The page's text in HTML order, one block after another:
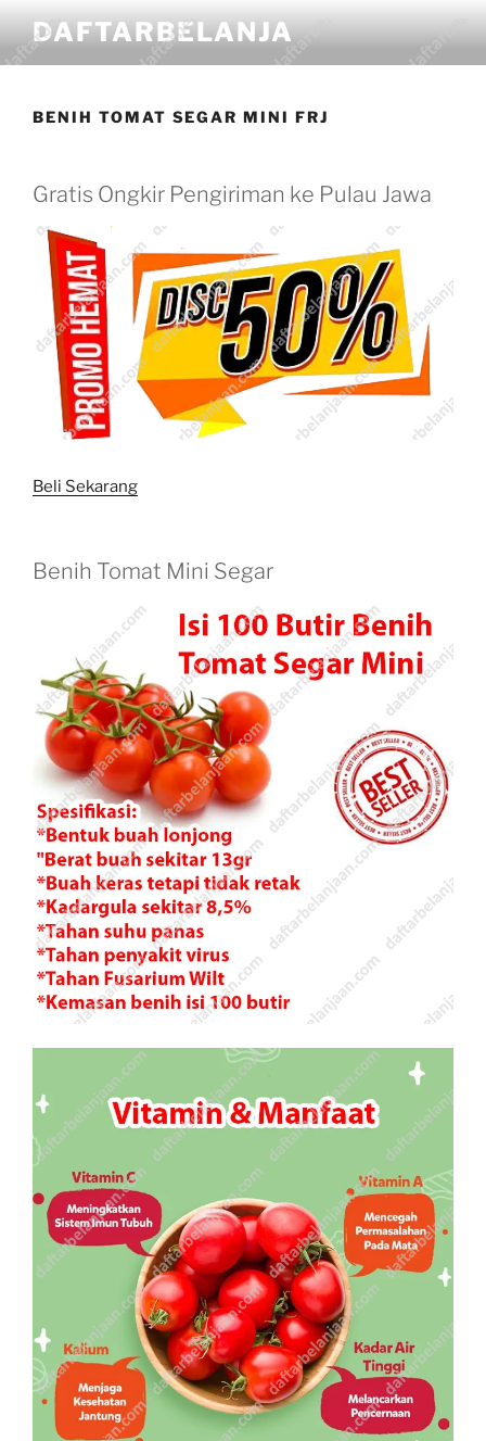
DAFTARBELANJA
BENIH TOMAT SEGAR MINI FRJ
Gratis Ongkir Pengiriman ke Pulau Jawa
Beli Sekarang
Benih Tomat Mini Segar